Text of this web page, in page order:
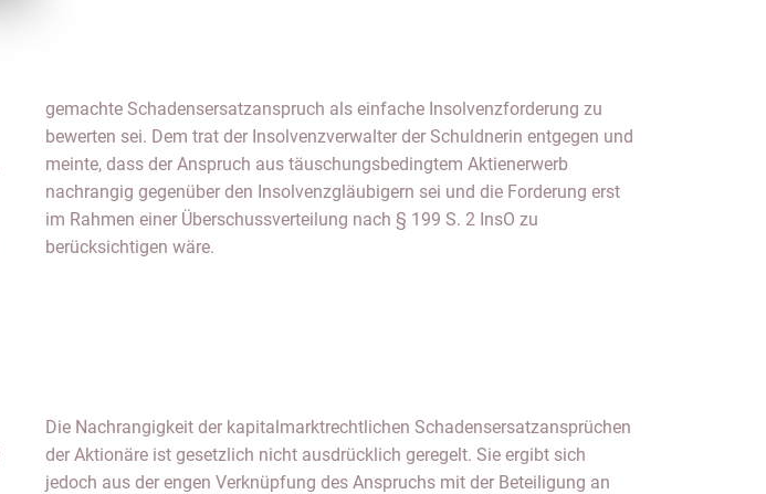
berücksichtigen wäre.
Die Nachrangigkeit der kapitalmarktrechtlichen Schadensersatzansprüchen
der Aktionäre ist gesetzlich nicht ausdrücklich geregelt. Sie ergibt sich
jedoch aus der engen Verknüpfung des Anspruchs mit der Beteiligung an